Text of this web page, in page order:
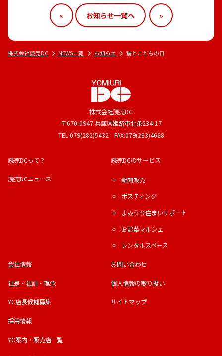
« お知らせ一覧へ »
株式会社読売DC NEWS一覧 お知らせ 猫とこどもの日
株式会社読売DC
〒670-0947 兵庫県姫路市北条234-17
TEL:079(282)5432 FAX:079(283)4668
読売DCって？
読売DCニュース
読売DCのサービス
新聞販売
ポスティング
よみうり住まいサポート
お野菜マルシェ
レンタルスペース
会社情報
社是・社訓・理念
YC店長候補募集
採用情報
YC案内・販売店一覧
お問い合わせ
個人情報の取り扱い
サイトマップ